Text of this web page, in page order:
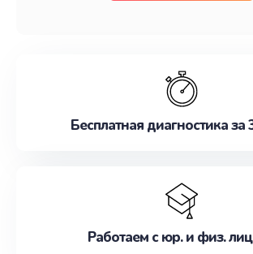
Бесплатная диагностика за
Работаем с юр. и физ.